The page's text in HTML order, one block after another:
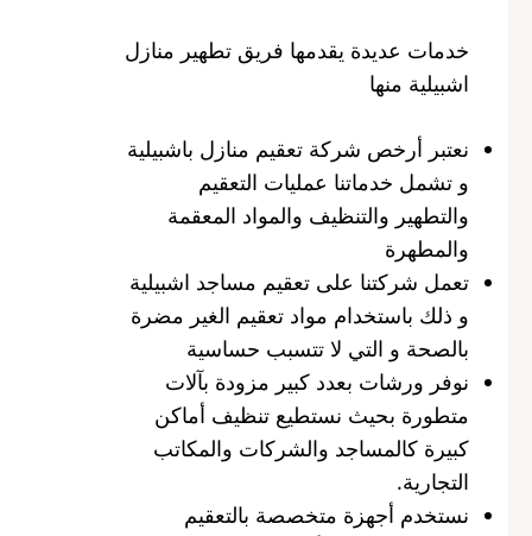
خدمات عديدة يقدمها فريق تطهير منازل
اشبيلية منها
نعتبر أرخص شركة تعقيم منازل باشبيلية
و تشمل خدماتنا عمليات التعقيم
والتطهير والتنظيف والمواد المعقمة
والمطهرة
تعمل شركتنا على تعقيم مساجد اشبيلية
و ذلك باستخدام مواد تعقيم الغير مضرة
بالصحة و التي لا تتسبب حساسية
نوفر ورشات بعدد كبير مزودة بآلات
متطورة بحيث نستطيع تنظيف أماكن
كبيرة كالمساجد والشركات والمكاتب
التجارية.
نستخدم أجهزة متخصصة بالتعقيم